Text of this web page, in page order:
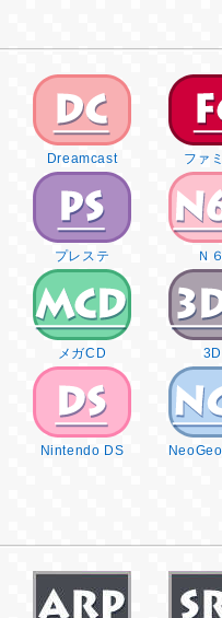
Dreamcast ファ
プレステ Ｎ
メガCD
Nintendo DS